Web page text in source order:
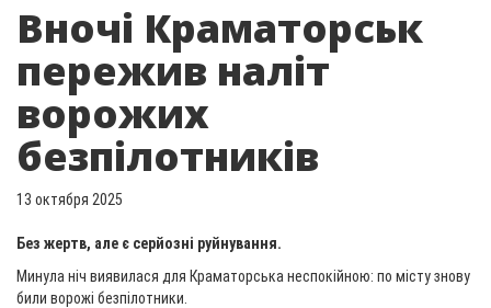
Вночі Краматорськ
пережив наліт
ворожих
безпілотників
13 октября 2025
Без жертв, але є серйозні руйнування.
Минула ніч виявилася для Краматорська неспокійною: по місту знову
били ворожі безпілотники.